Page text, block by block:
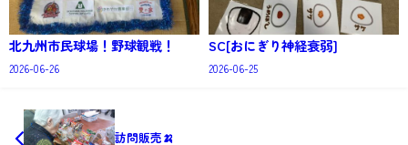
北九州市民球場！野球観戦！
2026-06-26
SC[おにぎり神経衰弱]
2026-06-25
訪問販売🍌